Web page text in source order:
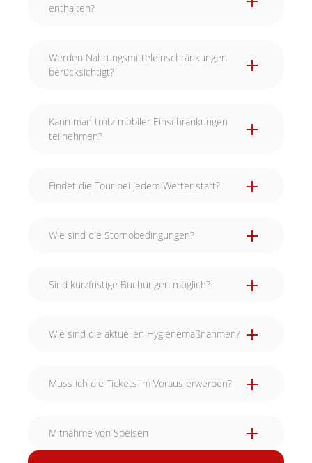
enthalten?
Werden Nahrungsmitteleinschränkungen
berücksichtigt?
Kann man trotz mobiler Einschränkungen
teilnehmen?
Findet die Tour bei jedem Wetter statt?
Wie sind die Stornobedingungen?
bis 15 Tage vor Veranstaltungsbeginn
Sind kurzfristige Buchungen möglich?
Wie sind die aktuellen Hygienemaßnahmen?
Muss ich die Tickets im Voraus erwerben?
Mitnahme von Speisen